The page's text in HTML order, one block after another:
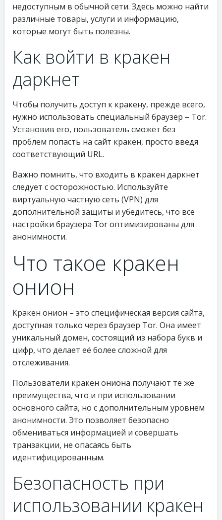
недоступным в обычной сети. Здесь можно найти
различные товары, услуги и информацию,
которые могут быть полезны.
Как войти в кракен
даркнет
Чтобы получить доступ к кракену, прежде всего,
нужно использовать специальный браузер – Tor.
Установив его, пользователь сможет без
проблем попасть на сайт кракен, просто введя
соответствующий URL.
Важно помнить, что входить в кракен даркнет
следует с осторожностью. Используйте
виртуальную частную сеть (VPN) для
дополнительной защиты и убедитесь, что все
настройки браузера Tor оптимизированы для
анонимности.
Что такое кракен
онион
Кракен онион – это специфическая версия сайта,
доступная только через браузер Tor. Она имеет
уникальный домен, состоящий из набора букв и
цифр, что делает её более сложной для
отслеживания.
Пользователи кракен ониона получают те же
преимущества, что и при использовании
основного сайта, но с дополнительным уровнем
анонимности. Это позволяет безопасно
обмениваться информацией и совершать
транзакции, не опасаясь быть
идентифицированным.
Безопасность при
использовании кракен